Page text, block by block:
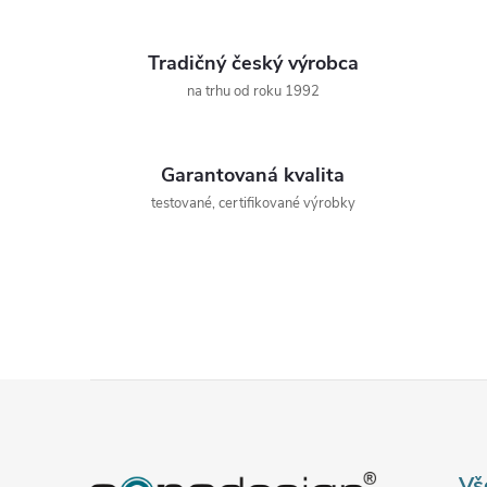
Tradičný český výrobca
na trhu od roku 1992
Garantovaná kvalita
testované, certifikované výrobky